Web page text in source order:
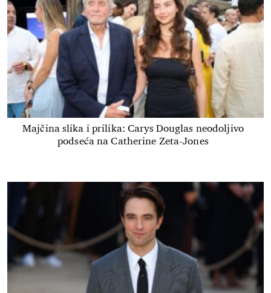
Majčina slika i prilika: Carys Douglas neodoljivo
podseća na Catherine Zeta-Jones